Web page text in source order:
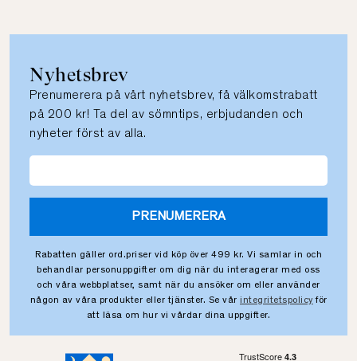
Nyhetsbrev
Prenumerera på vårt nyhetsbrev, få välkomstrabatt
på 200 kr! Ta del av sömntips, erbjudanden och
nyheter först av alla.
PRENUMERERA
Rabatten gäller ord.priser vid köp över 499 kr. Vi samlar in och
behandlar personuppgifter om dig när du interagerar med oss
och våra webbplatser, samt när du ansöker om eller använder
någon av våra produkter eller tjänster. Se vår integritetspolicy för
att läsa om hur vi vårdar dina uppgifter.